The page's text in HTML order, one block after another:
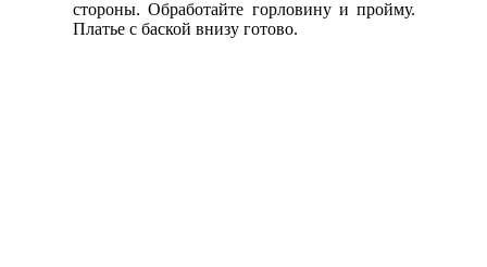
стороны. Обработайте горловину и пройму.
Платье с баской внизу готово.